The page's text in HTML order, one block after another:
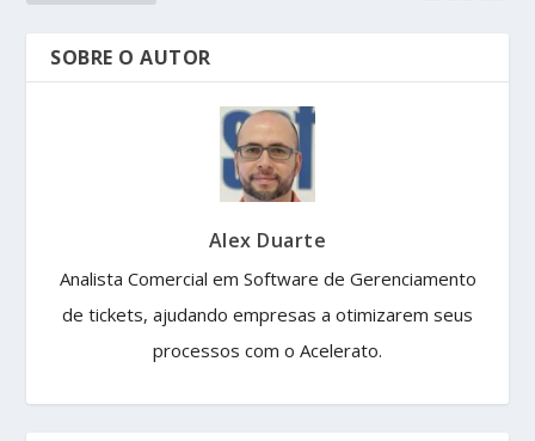
SOBRE O AUTOR
Alex Duarte
Analista Comercial em Software de Gerenciamento
de tickets, ajudando empresas a otimizarem seus
processos com o Acelerato.